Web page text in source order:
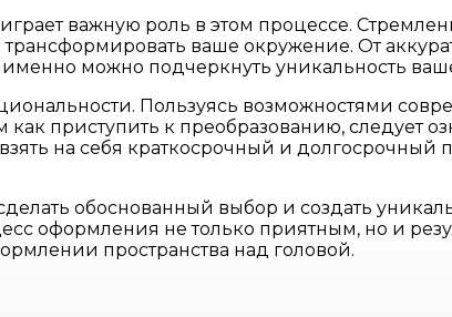
важную роль в этом процессе.
ваше окружение. От
можно подчеркнуть уникальность
Пользуясь возможностями
приступить к преобразованию, следует
на себя краткосрочный и долгосрочный
обоснованный выбор и создать
оформления не только приятным, но и
пространства над головой.